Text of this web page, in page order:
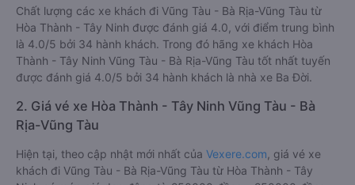
Chất lượng các xe khách đi Vũng Tàu - Bà Rịa-Vũng Tàu từ
Hòa Thành - Tây Ninh được đánh giá 4.0, với điểm trung bình
là 4.0/5 bởi 34 hành khách. Trong đó hãng xe khách Hòa
Thành - Tây Ninh Vũng Tàu - Bà Rịa-Vũng Tàu tốt nhất tuyến
được đánh giá 4.0/5 bởi 34 hành khách là nhà xe Ba Đời.
2. Giá vé xe Hòa Thành - Tây Ninh Vũng Tàu - Bà
Rịa-Vũng Tàu
Hiện tại, theo cập nhật mới nhất của Vexere.com , giá vé xe
khách đi Vũng Tàu - Bà Rịa-Vũng Tàu từ Hòa Thành - Tây